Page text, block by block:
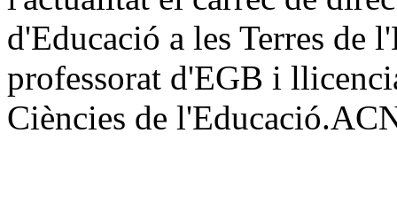
d'Educació a les Terres de
professorat d'EGB i
Ciències de